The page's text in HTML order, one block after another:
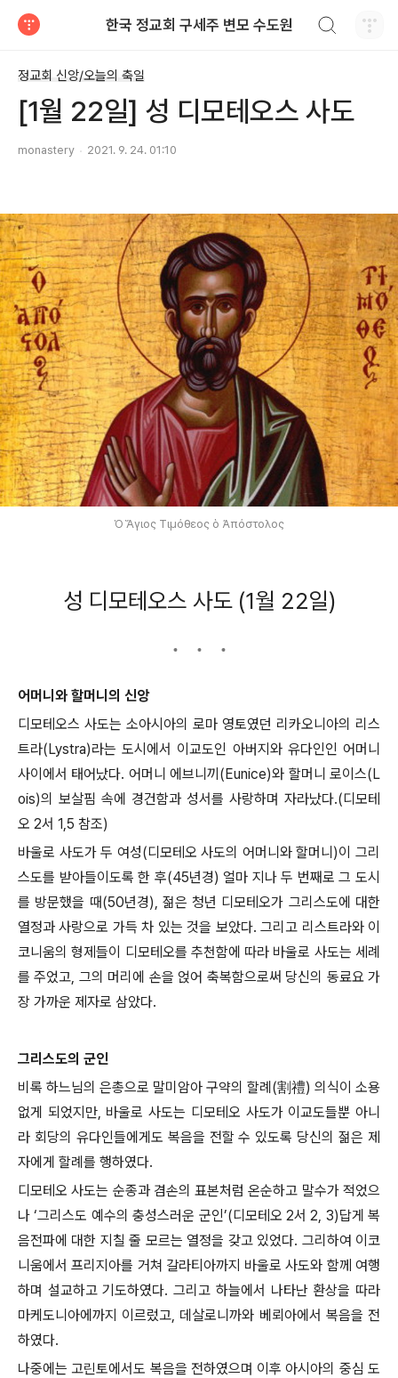
한국 정교회 구세주 변모 수도원
정교회 신앙/오늘의 축일
[1월 22일] 성 디모테오스 사도
monastery 2021. 9. 24. 01:10
Ὁ Ἅγιος Τιμόθεος ὁ Ἀπόστολος
성 디모테오스 사도 (1월 22일)
어머니와 할머니의 신앙
디모테오스 사도는 소아시아의 로마 영토였던 리카오니아의 리스
트라(Lystra)라는 도시에서 이교도인 아버지와 유다인인 어머니
사이에서 태어났다. 어머니 에브니끼(Eunice)와 할머니 로이스(L
ois)의 보살핌 속에 경건함과 성서를 사랑하며 자라났다.(디모테
오 2서 1,5 참조)
바울로 사도가 두 여성(디모테오 사도의 어머니와 할머니)이 그리
스도를 받아들이도록 한 후(45년경) 얼마 지나 두 번째로 그 도시
를 방문했을 때(50년경), 젊은 청년 디모테오가 그리스도에 대한
열정과 사랑으로 가득 차 있는 것을 보았다. 그리고 리스트라와 이
코니움의 형제들이 디모테오를 추천함에 따라 바울로 사도는 세례
를 주었고, 그의 머리에 손을 얹어 축복함으로써 당신의 동료요 가
장 가까운 제자로 삼았다.
그리스도의 군인
비록 하느님의 은총으로 말미암아 구약의 할례(割禮) 의식이 소용
없게 되었지만, 바울로 사도는 디모테오 사도가 이교도들뿐 아니
라 회당의 유다인들에게도 복음을 전할 수 있도록 당신의 젊은 제
자에게 할례를 행하였다.
디모테오 사도는 순종과 겸손의 표본처럼 온순하고 말수가 적었으
나 ‘그리스도 예수의 충성스러운 군인’(디모테오 2서 2, 3)답게 복
음전파에 대한 지칠 줄 모르는 열정을 갖고 있었다. 그리하여 이코
니움에서 프리지아를 거쳐 갈라티아까지 바울로 사도와 함께 여행
하며 설교하고 기도하였다. 그리고 하늘에서 나타난 환상을 따라
마케도니아에까지 이르렀고, 데살로니까와 베뢰아에서 복음을 전
하였다.
나중에는 고린토에서도 복음을 전하였으며 이후 아시아의 중심 도